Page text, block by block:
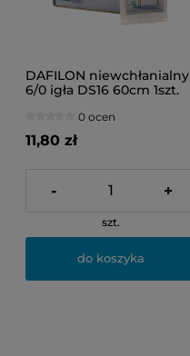
DAFILON niewchłanialny
6/0 igła DS16 60cm 1szt.
0 ocen
11,80 zł
- +
szt.
do koszyka